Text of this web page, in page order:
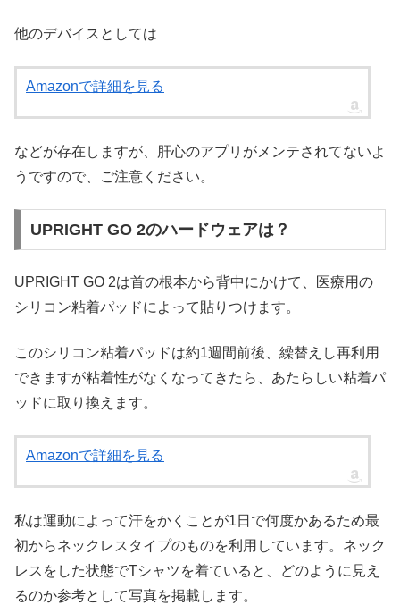
他のデバイスとしては
Amazonで詳細を見る
などが存在しますが、肝心のアプリがメンテされてないよ
うですので、ご注意ください。
UPRIGHT GO 2のハードウェアは？
UPRIGHT GO 2は首の根本から背中にかけて、医療用の
シリコン粘着パッドによって貼りつけます。
このシリコン粘着パッドは約1週間前後、繰替えし再利用
できますが粘着性がなくなってきたら、あたらしい粘着パ
ッドに取り換えます。
Amazonで詳細を見る
私は運動によって汗をかくことが1日で何度かあるため最
初からネックレスタイプのものを利用しています。ネック
レスをした状態でTシャツを着ていると、どのように見え
るのか参考として写真を掲載します。